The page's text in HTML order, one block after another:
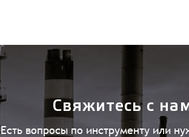
Свяжитесь с
Есть вопросы по инструменту или